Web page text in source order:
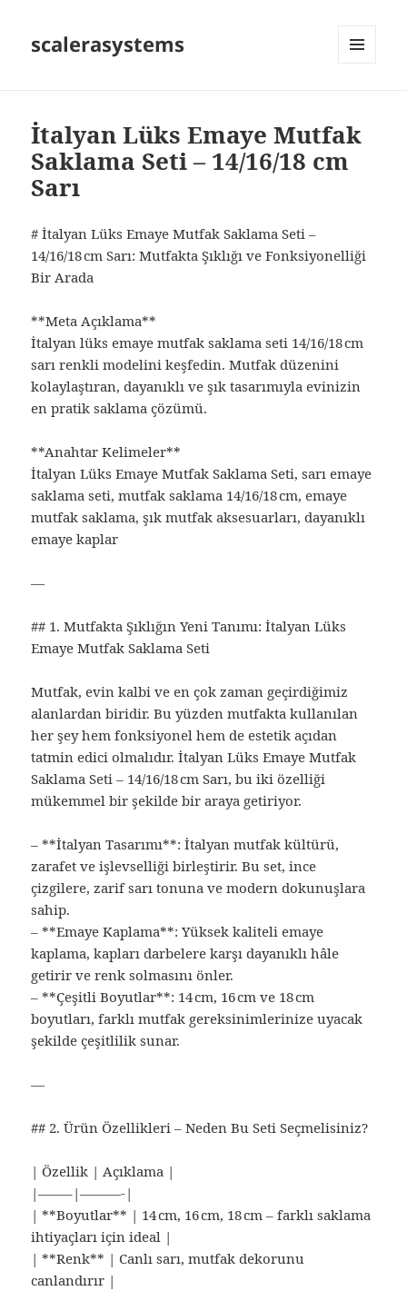
scalerasystems
İtalyan Lüks Emaye Mutfak
Saklama Seti – 14/16/18 cm
Sarı
# İtalyan Lüks Emaye Mutfak Saklama Seti –
14/16/18 cm Sarı: Mutfakta Şıklığı ve Fonksiyonelliği
Bir Arada
**Meta Açıklama**
İtalyan lüks emaye mutfak saklama seti 14/16/18 cm
sarı renkli modelini keşfedin. Mutfak düzenini
kolaylaştıran, dayanıklı ve şık tasarımıyla evinizin
en pratik saklama çözümü.
**Anahtar Kelimeler**
İtalyan Lüks Emaye Mutfak Saklama Seti, sarı emaye
saklama seti, mutfak saklama 14/16/18 cm, emaye
mutfak saklama, şık mutfak aksesuarları, dayanıklı
emaye kaplar
—
## 1. Mutfakta Şıklığın Yeni Tanımı: İtalyan Lüks
Emaye Mutfak Saklama Seti
Mutfak, evin kalbi ve en çok zaman geçirdiğimiz
alanlardan biridir. Bu yüzden mutfakta kullanılan
her şey hem fonksiyonel hem de estetik açıdan
tatmin edici olmalıdır. İtalyan Lüks Emaye Mutfak
Saklama Seti – 14/16/18 cm Sarı, bu iki özelliği
mükemmel bir şekilde bir araya getiriyor.
– **İtalyan Tasarımı**: İtalyan mutfak kültürü,
zarafet ve işlevselliği birleştirir. Bu set, ince
çizgilere, zarif sarı tonuna ve modern dokunuşlara
sahip.
– **Emaye Kaplama**: Yüksek kaliteli emaye
kaplama, kapları darbelere karşı dayanıklı hâle
getirir ve renk solmasını önler.
– **Çeşitli Boyutlar**: 14 cm, 16 cm ve 18 cm
boyutları, farklı mutfak gereksinimlerinize uyacak
şekilde çeşitlilik sunar.
—
## 2. Ürün Özellikleri – Neden Bu Seti Seçmelisiniz?
| Özellik | Açıklama |
|——–|———-|
| **Boyutlar** | 14 cm, 16 cm, 18 cm – farklı saklama
ihtiyaçları için ideal |
| **Renk** | Canlı sarı, mutfak dekorunu
canlandırır |